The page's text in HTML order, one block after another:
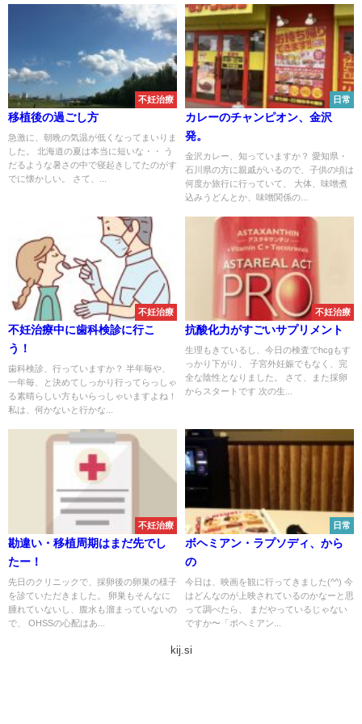
不妊治療
移植後の過ごし方
急激に、朝晩の気温が低くなってまいりま
した。 北海道の夏は本当に短いな・・ う
だるような暑さの中で寝起きしてたのがす
でに懐かしい。 さて、...
日常
カレーのチャンピオン、金沢
発。
金沢カレー、知っていますか？ 愛知県・
石川県の方に親戚がいるので、子供の頃は
何度か旅行に行っていて、 大体、味噌煮
込みうどんとか、味噌関係の...
不妊治療
不妊治療中に歯科検診に行こ
う！
歯科検診、行っていますか？ 半年毎や、
一年毎、と決めてしっかり行ってらっしゃ
る素晴らしい方もいらっしゃいますよね！
私は、何かないと行かな...
不妊治療
抗酸化力がすごいサプリメント
生理もきているし、今日の検査でhcgもす
っかり下がり、 子宮外妊娠でもなく、完
全な陰性となりました。 さて、また採卵
からスタートです 次の生...
不妊治療
勘違い・移植周期はまだ先でし
たー！
先日のクリニックで、採卵後の卵巣の様子
を診ていただきました。 卵巣もそんなに
腫れていないし、腹水も溜まっていないの
で、 OHSSの心配はあ...
日常
ボヘミアン・ラプソディ、から
の
今日は、映画を観に行ってきました(^^) 今
はどんなのが上映されているのかなーと思
って調べたら、 まだやっているじゃない
ですか〜「ボヘミアン...
kij.si